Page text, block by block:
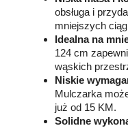
obsługa i
mniejszych
Idealna na
124 cm
wąskich
Niskie
Mulczarka
już od 15 KM.
Solidne